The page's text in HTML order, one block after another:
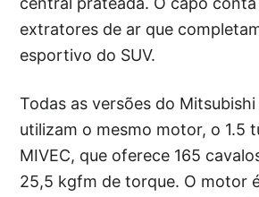
extratores de ar que
esportivo do SUV.
Todas as versões do
utilizam o mesmo motor, o 1.5
MIVEC, que oferece 165
25,5 kgfm de torque. O motor